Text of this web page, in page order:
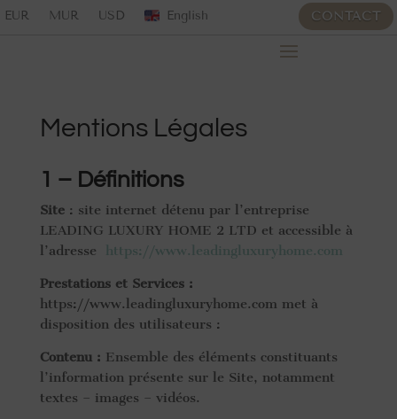
EUR MUR USD English CONTACT
Mentions Légales
1 – Définitions
Site: site internet détenu par l’entreprise
LEADING LUXURY HOME 2 LTD et accessible à
l’adresse
https://www.leadingluxuryhome.com
Prestations et Services :
https://www.leadingluxuryhome.com met à
disposition des utilisateurs :
Contenu : Ensemble des éléments constituants
l’information présente sur le Site, notamment
textes – images – vidéos.